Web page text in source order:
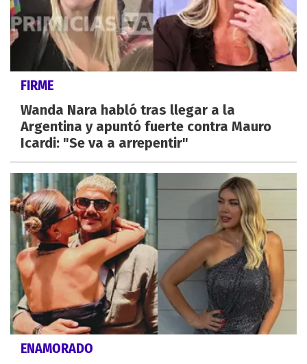
FIRME
Wanda Nara habló tras llegar a la
Argentina y apuntó fuerte contra Mauro
Icardi: "Se va a arrepentir"
ENAMORADO